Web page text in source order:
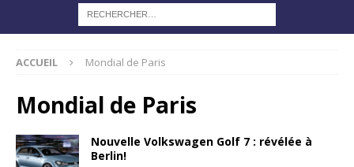
ACCUEIL Mondial de Paris
Mondial de Paris
Nouvelle Volkswagen Golf 7 : révélée à
Berlin!